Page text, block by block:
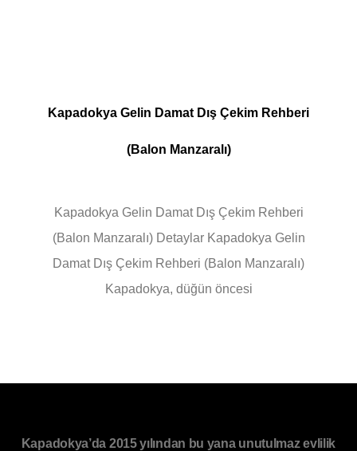
Kapadokya Gelin Damat Dış Çekim Rehberi
(Balon Manzaralı)
Kapadokya Gelin Damat Dış Çekim Rehberi
(Balon Manzaralı) Detaylar Kapadokya Gelin
Damat Dış Çekim Rehberi (Balon Manzaralı)
Kapadokya, düğün öncesi
Kapadokya’da 2015 yılından bu yana unutulmaz evlilik